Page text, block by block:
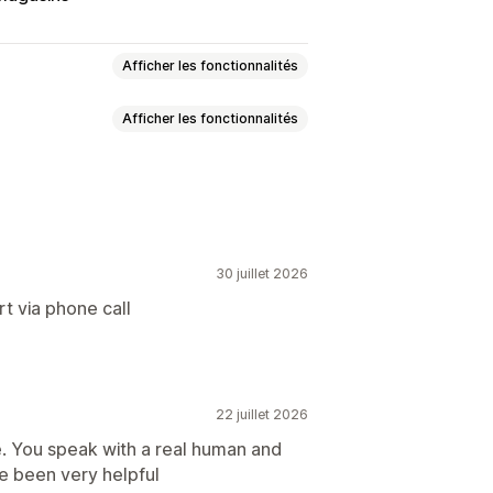
Afficher les fonctionnalités
Planification
Autorisations du personnel
Afficher les fonctionnalités
30 juillet 2026
via phone call
22 juillet 2026
speak with a real human and
been very helpful